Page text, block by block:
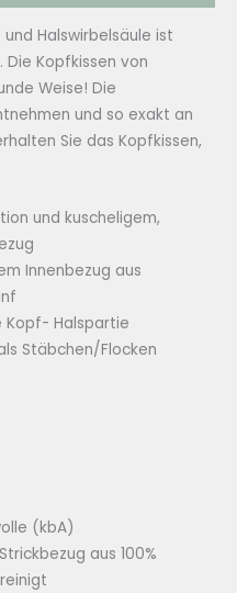
Halswirbelsäule ist
Kopfkissen von
Weise! Die
und so exakt an
Sie das Kopfkissen,
und kuscheligem,
Innenbezug aus
Kopf- Halspartie
Stäbchen/Flocken
(kbA)
aus 100%